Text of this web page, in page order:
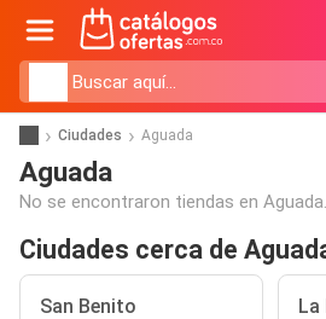
Ciudades Aguada
Aguada
No se encontraron tiendas en Aguada.
Ciudades cerca de
San Benito La